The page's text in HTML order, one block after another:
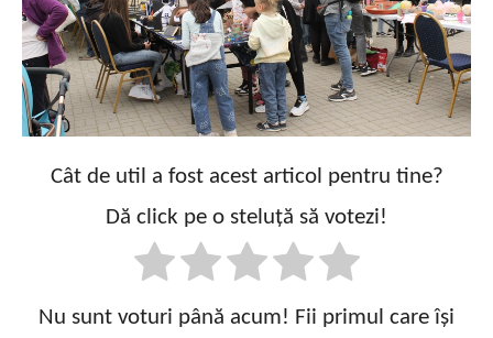
Cât de util a fost acest articol pentru tine?
Dă click pe o steluță să votezi!
Nu sunt voturi până acum! Fii primul care își